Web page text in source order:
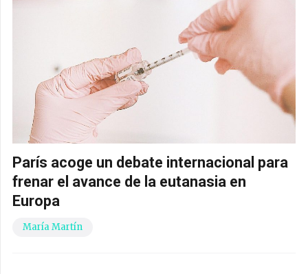
París acoge un debate internacional para
frenar el avance de la eutanasia en
Europa
María Martín